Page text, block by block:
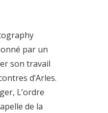
par un
son travail
d’Arles.
L’ordre
de la